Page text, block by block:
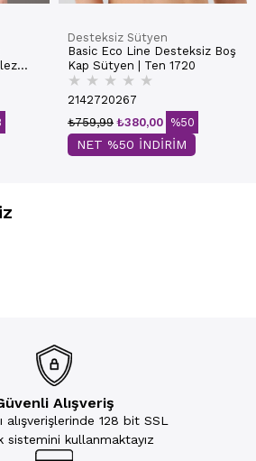
Desteksiz Sütyen
Basic Eco Line Desteksiz Boş
Kap Sütyen | Ten 1720
★ ★ ★ ★ ★
2142720267
₺380,00
₺759,99 %50
NET %50 İNDİRİM
Alışveriş
alışverişlerinde 128 bit SSL
sistemini kullanmaktayız